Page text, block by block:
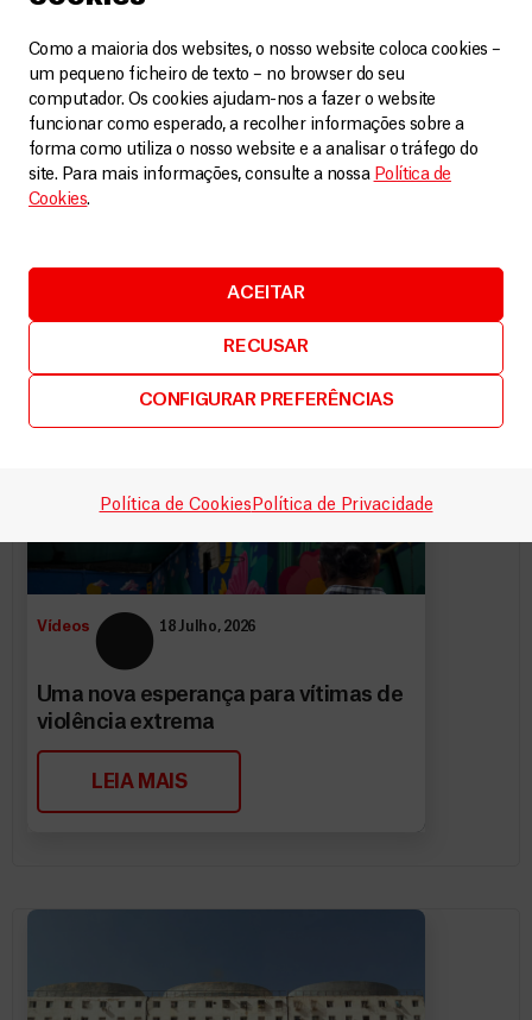
Como a maioria dos websites, o nosso website coloca cookies –
um pequeno ficheiro de texto – no browser do seu
computador. Os cookies ajudam-nos a fazer o website
funcionar como esperado, a recolher informações sobre a
forma como utiliza o nosso website e a analisar o tráfego do
site. Para mais informações, consulte a nossa Política de
Cookies.
ACEITAR
RECUSAR
CONFIGURAR PREFERÊNCIAS
Política de Cookies Política de Privacidade
Vídeos 25 Julho, 2026
Onde a insegurança marca a vida
Vídeos 18 Julho, 2026
Uma nova esperança para vítimas de
violência extrema
LEIA MAIS